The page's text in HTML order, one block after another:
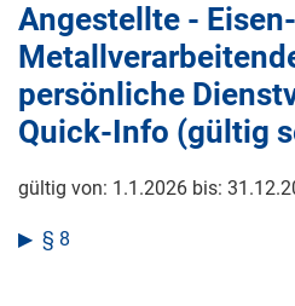
Angestellte -
persönliche
Quick-Info (gültig
gültig von: 1.1.2026 bis:
§ 8